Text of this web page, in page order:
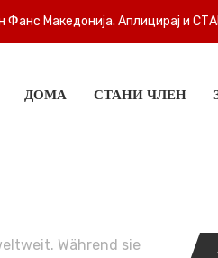
Македонија. Аплицирај и
ДОМА СТАНИ ЧЛЕН
Während sie